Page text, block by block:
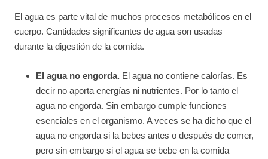
El agua es parte vital de muchos procesos metabólicos en el
cuerpo. Cantidades significantes de agua son usadas
durante la digestión de la comida.
El agua no engorda. El agua no contiene calorías. Es
decir no aporta energías ni nutrientes. Por lo tanto el
agua no engorda. Sin embargo cumple funciones
esenciales en el organismo. A veces se ha dicho que el
agua no engorda si la bebes antes o después de comer,
pero sin embargo si el agua se bebe en la comida